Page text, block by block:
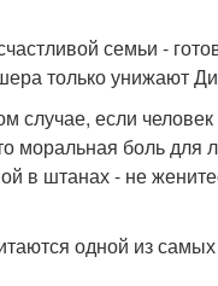
семьи -
только унижают
если человек
моральная боль
в штанах - не
одной из